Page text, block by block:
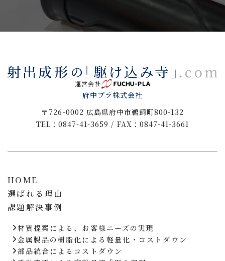
運営会社
府中プラ株式会社
〒726-0002 広島県府中市鵜飼町800-132
TEL：0847-41-3659 / FAX：0847-41-3661
HOME
選ばれる理由
課題解決事例
材質提案による、お客様ニーズの実現
金属製品の樹脂化による軽量化・コストダウン
部品統合によるコストダウン